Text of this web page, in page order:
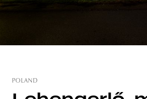
POLAND